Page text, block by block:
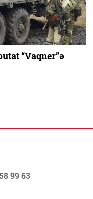
“Vaqner”ə
99 63